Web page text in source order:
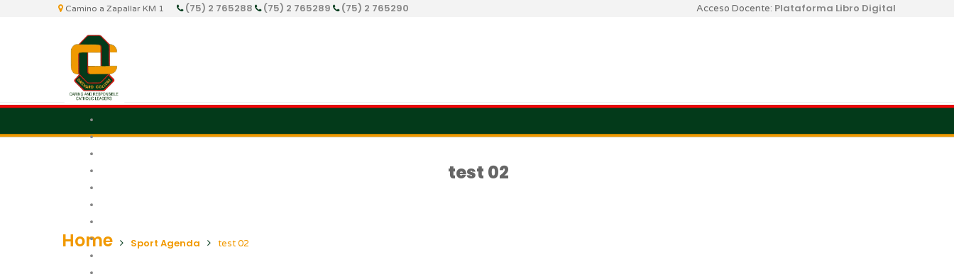
Camino a Zapallar KM 1 (75) 2 765288 (75) 2 765289 (75) 2 765290 Acceso Docente: Plataforma Libro Digital
test 02
Home Sport Agenda test 02